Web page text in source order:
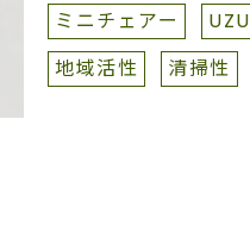
ミニチェアー
UZU
地域活性
清掃性